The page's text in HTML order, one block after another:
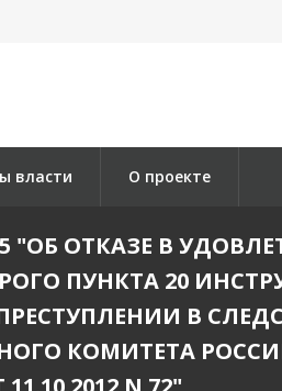
власти О проекте
"ОБ ОТКАЗЕ В
ПУНКТА 20
В
КОМИТЕТА